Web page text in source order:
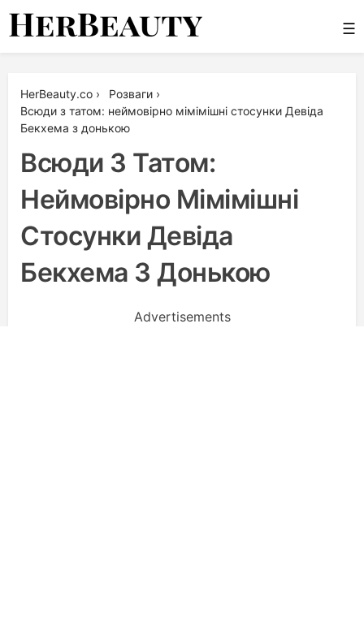
Skip
☰
HerBeauty.co › Розваги ›
Всюди з татом: неймовірно мімімішні стосунки Девіда
Бекхема з донькою
Всюди З Татом:
Неймовірно Мімімішні
Стосунки Девіда
Бекхема З Донькою
Advertisements